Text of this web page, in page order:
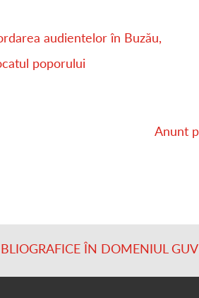
audientelor în Buzău,
poporului
Anunt
ÎN DOMENIUL